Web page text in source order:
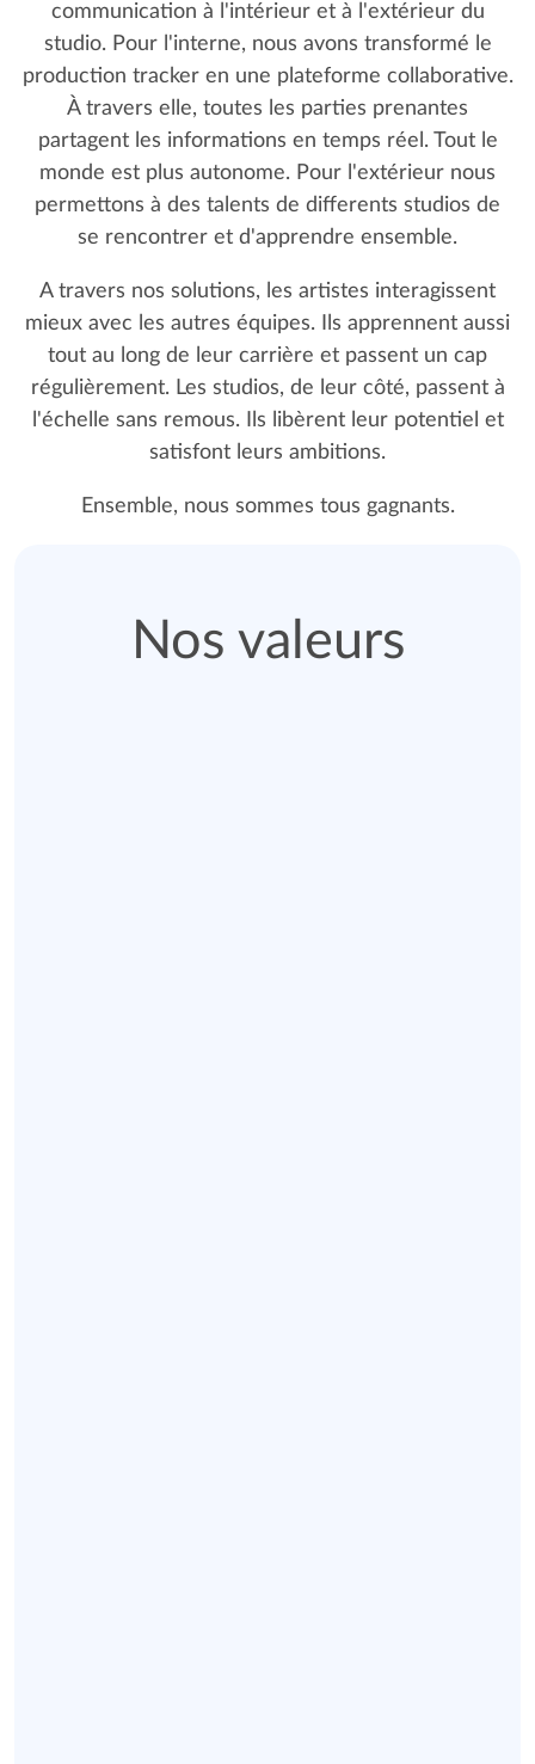
communication à l'intérieur et à l'extérieur du
studio. Pour l'interne, nous avons transformé le
production tracker en une plateforme collaborative.
À travers elle, toutes les parties prenantes
partagent les informations en temps réel. Tout le
monde est plus autonome. Pour l'extérieur nous
permettons à des talents de differents studios de
se rencontrer et d'apprendre ensemble.
A travers nos solutions, les artistes interagissent
mieux avec les autres équipes. Ils apprennent aussi
tout au long de leur carrière et passent un cap
régulièrement. Les studios, de leur côté, passent à
l'échelle sans remous. Ils libèrent leur potentiel et
satisfont leurs ambitions.
Ensemble, nous sommes tous gagnants.
Nos valeurs